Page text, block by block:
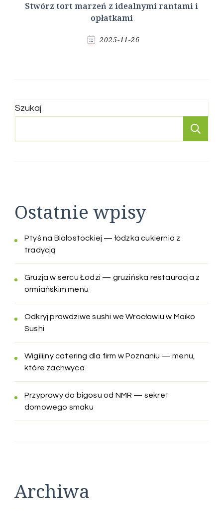
Stwórz tort marzeń z idealnymi rantami i
opłatkami
2025-11-26
Szukaj
Ostatnie wpisy
Ptyś na Białostockiej — łódzka cukiernia z
tradycją
Gruzja w sercu Łodzi — gruzińska restauracja z
ormiańskim menu
Odkryj prawdziwe sushi we Wrocławiu w Maiko
Sushi
Wigilijny catering dla firm w Poznaniu — menu,
które zachwyca
Przyprawy do bigosu od NMR — sekret
domowego smaku
Archiwa